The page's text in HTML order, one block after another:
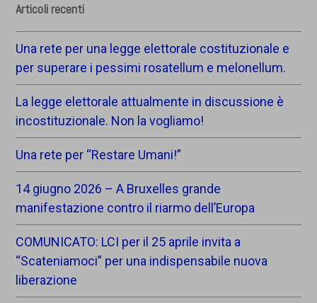
Articoli recenti
Una rete per una legge elettorale costituzionale e
per superare i pessimi rosatellum e melonellum.
La legge elettorale attualmente in discussione è
incostituzionale. Non la vogliamo!
Una rete per “Restare Umani!”
14 giugno 2026 – A Bruxelles grande
manifestazione contro il riarmo dell’Europa
COMUNICATO: LCI per il 25 aprile invita a
“Scateniamoci” per una indispensabile nuova
liberazione